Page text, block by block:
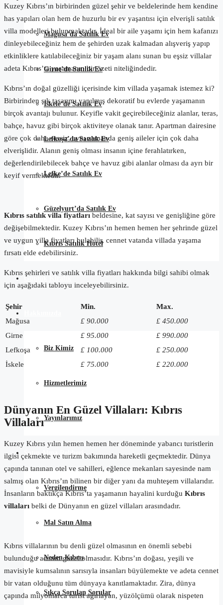
Mağusa’da Satılık Ev
Girne’de Satılık Ev
İskele’de Satılık Ev
Lefkoşa’da Satılık Ev
Lefke’de Satılık Ev
Güzelyurt’da Satılık Ev
Kıbrıs Satılık Hotel
Günlük Kiralık
Biz Kimiz
Hizmetlerimiz
Yayınlarımız
Satın Alma Rehberi
Vergilendirme
Mal Satın Alma
Neden Kıbrıs
Sıkça Sorulan Sorular
Kuzey Kıbrıs’ın birbirinden güzel şehir ve beldelerinde hem kendine
has yapıları olan hem de huzurlu bir ev yaşantısı için elverişli satılık
villa modelleri bulunmaktadır. İdeal bir aile yaşamı için hem kafanızı
dinleyebileceğiniz hem de şehirden uzak kalmadan alışveriş yapıp
etkinliklere katılabileceğiniz bir yaşam alanı sunan bu eşsiz villalar
adeta Kıbrıs’ta yaşamanın bir özeti niteliğindedir.
Kıbrıs’ın doğal güzelliği içerisinde kim villada yaşamak istemez ki?
Birbirinden şık tasarımı yapılmış dekoratif bu evlerde yaşamanın
birçok avantajı bulunur. Keyifle vakit geçirebileceğiniz alanlar, teras,
bahçe, havuz gibi birçok aktiviteye olanak tanır. Apartman dairesine
göre çok daha sessiz, aynı zamanda geniş aileler için çok daha
elverişlidir. Alanın geniş olması insanın içine ferahlatırken,
değerlendirilebilecek bahçe ve havuz gibi alanlar olması da ayrı bir
keyif vermektedir.
Kıbrıs satılık villa fiyatlarıbeldesine, kat sayısı ve genişliğine göre
değişebilmektedir. Kuzey Kıbrıs’ın hemen hemen her şehrinde güzel
ve uygun villa fiyatları bulabilir, cennet vatanda villada yaşama
fırsatı elde edebilirsiniz.
Kıbrıs şehirleri ve satılık villa fiyatları hakkında bilgi sahibi olmak
için aşağıdaki tabloyu inceleyebilirsiniz.
Şehir Min.
Max.
Mağusa
£ 90.000
£ 450.000
Girne
£ 95.000
£ 990.000
Lefkoşa
£ 100.000
£ 250.000
İskele
£ 75.000 £ 220.000
Dünyanın En Güzel Villaları: Kıbrıs
Villaları
Kuzey Kıbrıs yılın hemen hemen her döneminde yabancı turistlerin
ilgisi çekmekte ve turizm bakımında hareketli geçmektedir. Dünya
çapında tanınan otel ve sahilleri, eğlence mekanları sayesinde nam
salmış olan Kıbrıs’ın bilinen bir diğer yanı da muhteşem villalarıdır.
İnsanların baktıkça Kıbrıs’ta yaşamanın hayalini kurduğu Kıbrıs
villaları belki de Dünyanın en güzel villaları arasındadır.
Kıbrıs villalarının bu denli güzel olmasının en önemli sebebi
bulunduğu adanın güzel olmasıdır. Kıbrıs’ın doğası, yeşili ve
mavisiyle kumsalının sarısıyla insanları büyülemekte ve adeta cennet
bir vatan olduğunu tüm dünyaya kanıtlamaktadır. Zira, dünya
çapında milyonlarca turist ağırlayan, yüzölçümü olarak nispeten